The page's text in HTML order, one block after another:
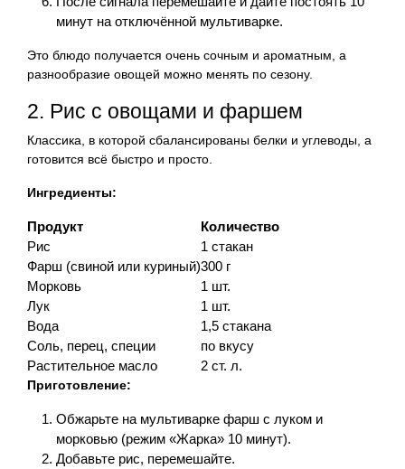
минут на отключённой мультиварке.
Это блюдо получается очень сочным и ароматным, а
разнообразие овощей можно менять по сезону.
2. Рис с овощами и фаршем
Классика, в которой сбалансированы белки и углеводы, а
готовится всё быстро и просто.
Ингредиенты:
Продукт
Количество
Рис
1 стакан
Фарш (свиной или куриный)300 г
Морковь
1 шт.
Лук
1 шт.
Вода
1,5 стакана
Соль, перец, специи
по вкусу
Растительное масло
2 ст. л.
Приготовление:
Обжарьте на мультиварке фарш с луком и
морковью (режим «Жарка» 10 минут).
Добавьте рис, перемешайте.